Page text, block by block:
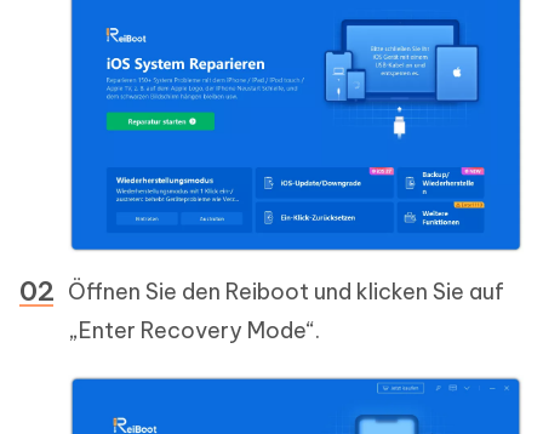
Öffnen Sie den Reiboot und klicken Sie auf
„Enter Recovery Mode“.